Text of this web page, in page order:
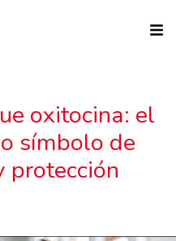
oxitocina: el
símbolo de
protección